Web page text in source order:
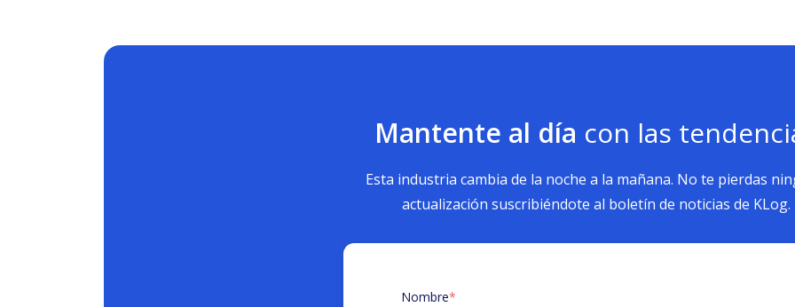
Mantente al día con las
Esta industria cambia de la noche a la mañana. No te pierdas
actualización suscribiéndote al boletín de noticias de KLog.
Nombre*